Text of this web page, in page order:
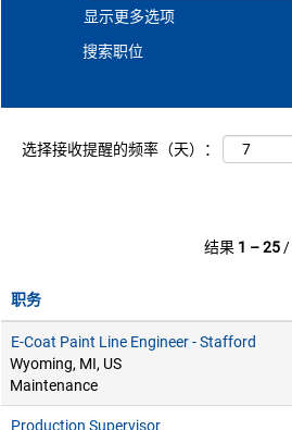
显示更多选项
选择接收提醒的频率（天）：
结果 1 – 25 /
职务
E-Coat Paint Line Engineer - Stafford
Wyoming, MI, US
Maintenance
Production Supervisor